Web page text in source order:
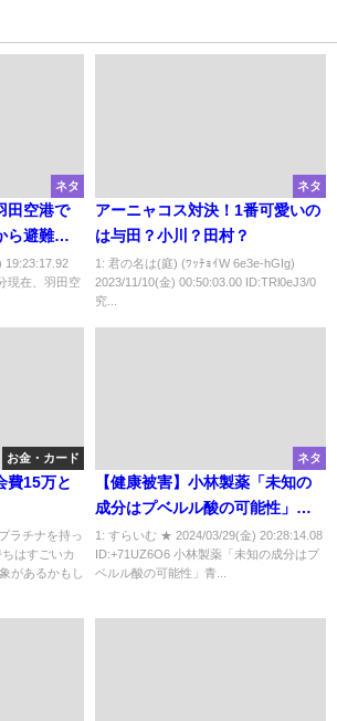
ネタ
田空港で
ら避難
19:23:17.92
現在、羽田空
ネタ
アーニャコス対決！1番可愛いの
は与田？小川？田村？
1: 君の名は(庭) (ﾜｯﾁｮｲW 6e3e-hGIg)
2023/11/10(金) 00:50:03.00 ID:TRl0eJ3/0
究...
お金・カード
費15万と
ラチナを持っ
はすごいカ
があるかもし
ネタ
【健康被害】小林製薬「未知の
成分はプベルル酸の可能性」青
カビから生成し毒性が高い特徴
も腎臓への影響は不明
1: すらいむ ★ 2024/03/29(金) 20:28:14.08
ID:+71UZ6O6 小林製薬「未知の成分はプ
ベルル酸の可能性」青...